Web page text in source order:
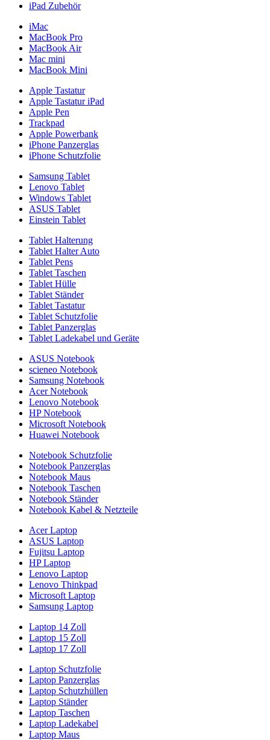
iPad Zubehör
iMac
MacBook Pro
MacBook Air
Mac mini
MacBook Mini
Apple Tastatur
Apple Tastatur iPad
Apple Pen
Trackpad
Apple Powerbank
iPhone Panzerglas
iPhone Schutzfolie
Samsung Tablet
Lenovo Tablet
Windows Tablet
ASUS Tablet
Einstein Tablet
Tablet Halterung
Tablet Halter Auto
Tablet Pens
Tablet Taschen
Tablet Hülle
Tablet Ständer
Tablet Tastatur
Tablet Schutzfolie
Tablet Panzerglas
Tablet Ladekabel und Geräte
ASUS Notebook
scieneo Notebook
Samsung Notebook
Acer Notebook
Lenovo Notebook
HP Notebook
Microsoft Notebook
Huawei Notebook
Notebook Schutzfolie
Notebook Panzerglas
Notebook Maus
Notebook Taschen
Notebook Ständer
Notebook Kabel & Netzteile
Acer Laptop
ASUS Laptop
Fujitsu Laptop
HP Laptop
Lenovo Laptop
Lenovo Thinkpad
Microsoft Laptop
Samsung Laptop
Laptop 14 Zoll
Laptop 15 Zoll
Laptop 17 Zoll
Laptop Schutzfolie
Laptop Panzerglas
Laptop Schutzhüllen
Laptop Ständer
Laptop Taschen
Laptop Ladekabel
Laptop Maus